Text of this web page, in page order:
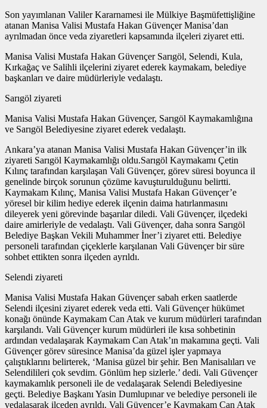
Son yayımlanan Valiler Kararnamesi ile Mülkiye Başmüfettişliğine
atanan Manisa Valisi Mustafa Hakan Güvençer Manisa’dan
ayrılmadan önce veda ziyaretleri kapsamında ilçeleri ziyaret etti.
Manisa Valisi Mustafa Hakan Güvençer Sarıgöl, Selendi, Kula,
Kırkağaç ve Salihli ilçelerini ziyaret ederek kaymakam, belediye
başkanları ve daire müdürleriyle vedalaştı.
Sarıgöl ziyareti
Manisa Valisi Mustafa Hakan Güvençer, Sarıgöl Kaymakamlığına
ve Sarıgöl Belediyesine ziyaret ederek vedalaştı.
Ankara’ya atanan Manisa Valisi Mustafa Hakan Güvençer’in ilk
ziyareti Sarıgöl Kaymakamlığı oldu.Sarıgöl Kaymakamı Çetin
Kılınç tarafından karşılaşan Vali Güvençer, görev süresi boyunca il
genelinde birçok sorunun çözüme kavuşturulduğunu belirtti.
Kaymakam Kılınç, Manisa Valisi Mustafa Hakan Güvençer’e
yöresel bir kilim hediye ederek ilçenin daima hatırlanmasını
dileyerek yeni görevinde başarılar diledi. Vali Güvençer, ilçedeki
daire amirleriyle de vedalaştı. Vali Güvençer, daha sonra Sarıgöl
Belediye Başkan Vekili Muhammer İner’i ziyaret etti. Belediye
personeli tarafından çiçeklerle karşılanan Vali Güvençer bir süre
sohbet ettikten sonra ilçeden ayrıldı.
Selendi ziyareti
Manisa Valisi Mustafa Hakan Güvençer sabah erken saatlerde
Selendi ilçesini ziyaret ederek veda etti. Vali Güvençer hükümet
konağı önünde Kaymakam Can Atak ve kurum müdürleri tarafından
karşılandı. Vali Güvençer kurum müdürleri ile kısa sohbetinin
ardından vedalaşarak Kaymakam Can Atak’ın makamına geçti. Vali
Güvençer görev süresince Manisa’da güzel işler yapmaya
çalıştıklarını belirterek, ‘Manisa güzel bir şehir. Ben Manisalıları ve
Selendilileri çok sevdim. Gönlüm hep sizlerle.’ dedi. Vali Güvençer
kaymakamlık personeli ile de vedalaşarak Selendi Belediyesine
geçti. Belediye Başkanı Yasin Dumlupınar ve belediye personeli ile
vedalaşarak ilçeden ayrıldı. Vali Güvençer’e Kaymakam Can Atak